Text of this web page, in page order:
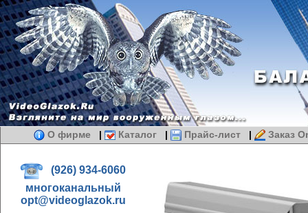
О фирме | Каталог | Прайс-лист | Заказ
(926) 934-6060
многоканальный
opt@videoglazok.ru